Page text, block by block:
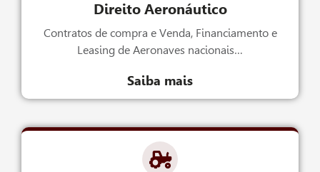
Direito Aeronáutico
Contratos de compra e Venda, Financiamento e
Leasing de Aeronaves nacionais…
Saiba mais